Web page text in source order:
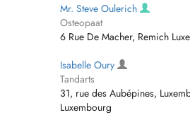
Mr. Steve Oulerich
Osteopaat
6 Rue De Macher, Remich
Isabelle Oury
Tandarts
31, rue des Aubépines,
Luxembourg